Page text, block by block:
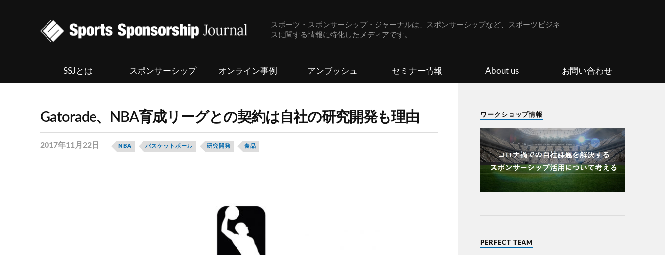
スポーツ・スポンサーシップ・ジャーナルは、スポンサーシップなど、スポーツビジネ
スに関する情報に特化したメディアです。
SSJとは スポンサーシップ オンライン事例 アンブッシュ セミナー情報 About us お問い合わせ
Gatorade、NBA育成リーグとの契約は自社の研究開発も理由
2017年11月22日 NBA バスケットボール 研究開発 食品
ワークショップ情報
PERFECT TEAM